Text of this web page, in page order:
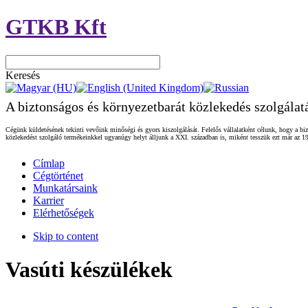
GTKB Kft
Keresés
A biztonságos és környezetbarát közlekedés
Cégünk küldetésének tekinti vevőink minőségi és gyors kiszolgálását. Felelős vállalatként célunk, hogy a
közlekedést szolgáló termékeinkkel ugyanúgy helyt álljunk a XXI. században is, miként tesszük ezt már az
Címlap
Cégtörténet
Munkatársaink
Karrier
Elérhetőségek
Skip to content
Vasúti készülékek